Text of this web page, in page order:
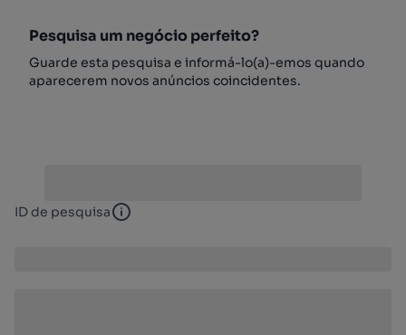
Pesquisa um negócio perfeito?
Guarde esta pesquisa e informá-lo(a)-emos quando
aparecerem novos anúncios coincidentes.
ID de pesquisa ID de pesquisa